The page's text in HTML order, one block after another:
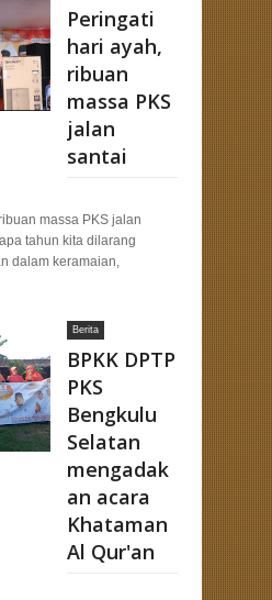
Peringati
hari ayah,
ribuan
massa PKS
jalan
santai
massa PKS jalan
tahun kita dilarang
dalam keramaian,
Berita
BPKK DPTP
PKS
Bengkulu
Selatan
mengadak
an acara
Khataman
Al Qur'an